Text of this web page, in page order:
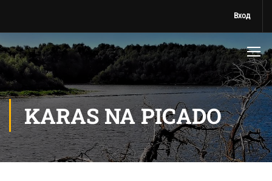
Вход
KARAS NA PICADO